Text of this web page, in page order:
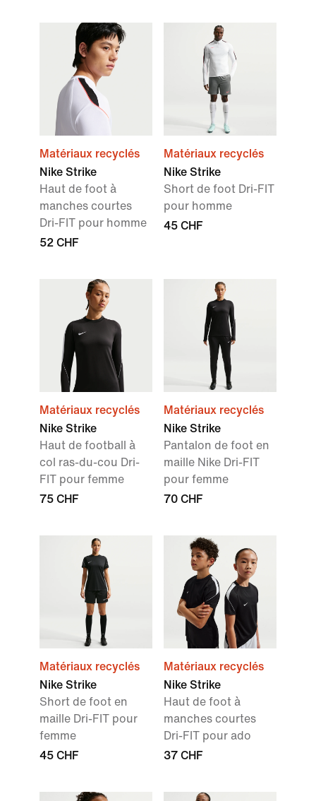
Matériaux recyclés
Nike Strike
Haut de foot à
manches courtes
Dri-FIT pour homme
52 CHF
Matériaux recyclés
Nike Strike
Short de foot Dri-FIT
pour homme
45 CHF
Matériaux recyclés
Nike Strike
Haut de football à
col ras-du-cou Dri-
FIT pour femme
75 CHF
Matériaux recyclés
Nike Strike
Pantalon de foot en
maille Nike Dri-FIT
pour femme
70 CHF
Matériaux recyclés
Nike Strike
Short de foot en
maille Dri-FIT pour
femme
45 CHF
Matériaux recyclés
Nike Strike
Haut de foot à
manches courtes
Dri-FIT pour ado
37 CHF